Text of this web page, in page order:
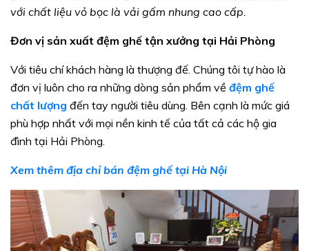
với chất liệu vỏ bọc là vải gấm nhung cao cấp.
Đơn vị sản xuất đệm ghế tận xưởng tại Hải Phòng
Với tiêu chí khách hàng là thượng đế. Chúng tôi tự hào là
đơn vị luôn cho ra những dòng sản phẩm về đệm ghế
chất lượng đến tay người tiêu dùng. Bên cạnh là mức giá
phù hợp nhất với mọi nền kinh tế của tất cả các hộ gia
đình tại Hải Phòng.
Xem thêm địa chỉ bán đệm ghế tại Hà Nội